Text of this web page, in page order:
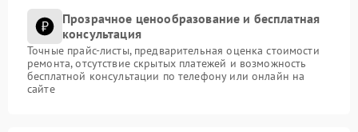
Прозрачное ценообразование и бесплатная
консультация
Точные прайс-листы, предварительная оценка стоимости
ремонта, отсутствие скрытых платежей и возможность
бесплатной консультации по телефону или онлайн на
сайте